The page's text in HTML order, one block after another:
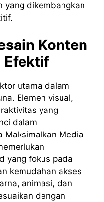
yang dikembangkan
Konten
Efektif
utama dalam
Elemen visual,
yang
dalam
Maksimalkan Media
yang fokus pada
kemudahan akses
animasi, dan
dengan